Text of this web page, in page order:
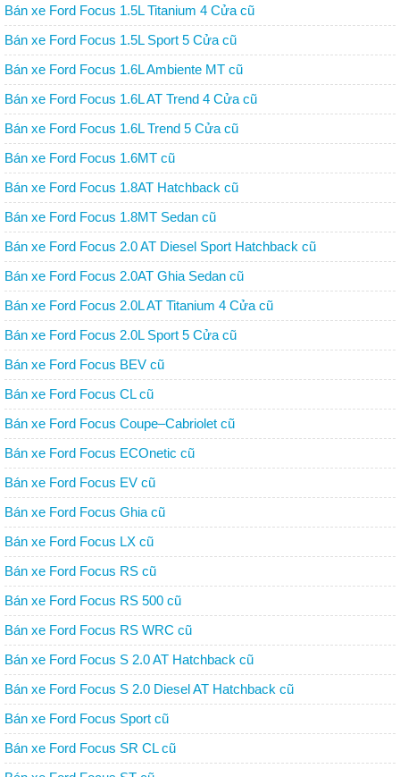
Bán xe Ford Focus 1.5L Titanium 4 Cửa cũ
Bán xe Ford Focus 1.5L Sport 5 Cửa cũ
Bán xe Ford Focus 1.6L Ambiente MT cũ
Bán xe Ford Focus 1.6L AT Trend 4 Cửa cũ
Bán xe Ford Focus 1.6L Trend 5 Cửa cũ
Bán xe Ford Focus 1.6MT cũ
Bán xe Ford Focus 1.8AT Hatchback cũ
Bán xe Ford Focus 1.8MT Sedan cũ
Bán xe Ford Focus 2.0 AT Diesel Sport Hatchback cũ
Bán xe Ford Focus 2.0AT Ghia Sedan cũ
Bán xe Ford Focus 2.0L AT Titanium 4 Cửa cũ
Bán xe Ford Focus 2.0L Sport 5 Cửa cũ
Bán xe Ford Focus BEV cũ
Bán xe Ford Focus CL cũ
Bán xe Ford Focus Coupe–Cabriolet cũ
Bán xe Ford Focus ECOnetic cũ
Bán xe Ford Focus EV cũ
Bán xe Ford Focus Ghia cũ
Bán xe Ford Focus LX cũ
Bán xe Ford Focus RS cũ
Bán xe Ford Focus RS 500 cũ
Bán xe Ford Focus RS WRC cũ
Bán xe Ford Focus S 2.0 AT Hatchback cũ
Bán xe Ford Focus S 2.0 Diesel AT Hatchback cũ
Bán xe Ford Focus Sport cũ
Bán xe Ford Focus SR CL cũ